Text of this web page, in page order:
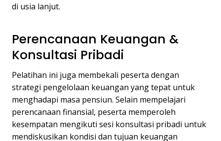
di usia lanjut.
Perencanaan Keuangan &
Konsultasi Pribadi
Pelatihan ini juga membekali peserta dengan
strategi pengelolaan keuangan yang tepat untuk
menghadapi masa pensiun. Selain mempelajari
perencanaan finansial, peserta memperoleh
kesempatan mengikuti sesi konsultasi pribadi untuk
mendiskusikan kondisi dan tujuan keuangan